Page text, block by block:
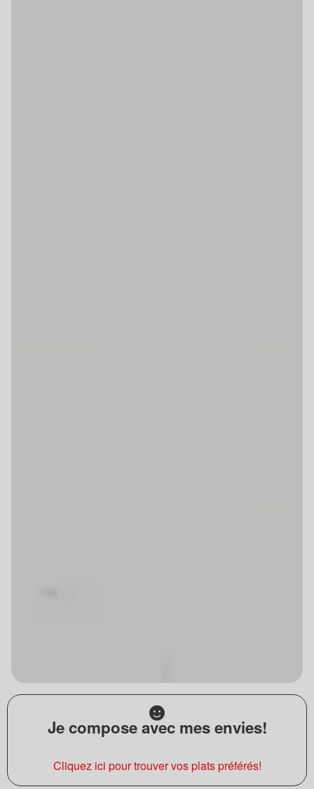
Je compose avec mes envies!
Cliquez ici pour trouver vos plats préférés!